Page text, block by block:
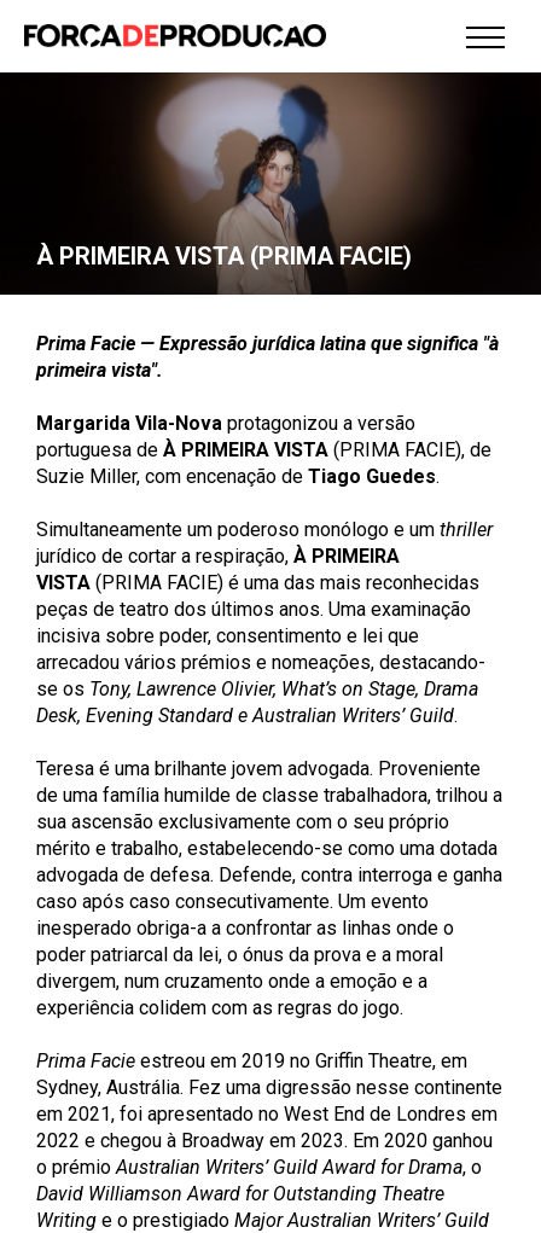
À PRIMEIRA VISTA (PRIMA FACIE)
Prima Facie — Expressão jurídica latina que significa "à
primeira vista".
Margarida Vila-Nova protagonizou a versão
portuguesa de À PRIMEIRA VISTA (PRIMA FACIE), de
Suzie Miller, com encenação de Tiago Guedes.
Simultaneamente um poderoso monólogo e um thriller
jurídico de cortar a respiração, À PRIMEIRA
VISTA (PRIMA FACIE) é uma das mais reconhecidas
peças de teatro dos últimos anos. Uma examinação
incisiva sobre poder, consentimento e lei que
arrecadou vários prémios e nomeações, destacando-
se os Tony, Lawrence Olivier, What’s on Stage, Drama
Desk, Evening Standard e Australian Writers’ Guild.
Teresa é uma brilhante jovem advogada. Proveniente
de uma família humilde de classe trabalhadora, trilhou a
sua ascensão exclusivamente com o seu próprio
mérito e trabalho, estabelecendo-se como uma dotada
advogada de defesa. Defende, contra interroga e ganha
caso após caso consecutivamente. Um evento
inesperado obriga-a a confrontar as linhas onde o
poder patriarcal da lei, o ónus da prova e a moral
divergem, num cruzamento onde a emoção e a
experiência colidem com as regras do jogo.
Prima Facie estreou em 2019 no Griffin Theatre, em
Sydney, Austrália. Fez uma digressão nesse continente
em 2021, foi apresentado no West End de Londres em
2022 e chegou à Broadway em 2023. Em 2020 ganhou
o prémioAustralian Writers’ Guild Award for Drama, o
David Williamson Award for Outstanding Theatre
Writing e o prestigiado Major Australian Writers’ Guild